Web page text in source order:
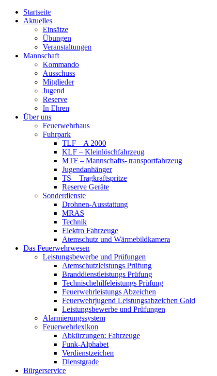
Startseite
Aktuelles
Einsätze
Übungen
Veranstaltungen
Mannschaft
Kommando
Ausschuss
Mitglieder
Jugend
Reserve
In Ehren
Über uns
Feuerwehrhaus
Fuhrpark
TLF – A 2000
KLF – Kleinlöschfahrzeug
MTF – Mannschafts- transportfahrzeug
Jugendanhänger
TS – Tragkraftspritze
Reserve Geräte
Sonderdienste
Drohnen-Ausstattung
MRAS
Technik
Elektro Fahrzeuge
Atemschutz und Wärmebildkamera
Das Feuerwehrwesen
Leistungsbewerbe und Prüfungen
Atemschutzleistungs Prüfung
Branddienstleistungs Prüfung
Technischehilfeleistungs Prüfung
Feuerwehrleistungs Abzeichen
Feuerwehrjugend Leistungsabzeichen Gold
Leistungsbewerbe und Prüfungen
Alarmierungssystem
Feuerwehrlexikon
Abkürzungen: Fahrzeuge
Funk-Alphabet
Verdienstzeichen
Dienstgrade
Bürgerservice